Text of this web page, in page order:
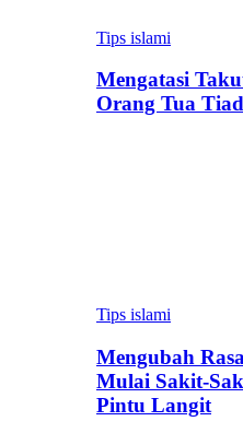
Tips islami
Mengatasi
Orang Tua
Tips islami
Mengubah
Mulai Sakit-
Pintu Langit